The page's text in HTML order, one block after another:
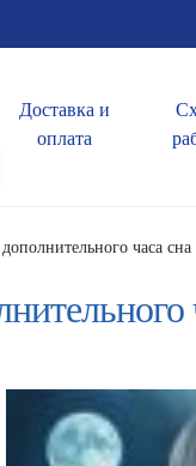
Доставка и
оплата
часа сна